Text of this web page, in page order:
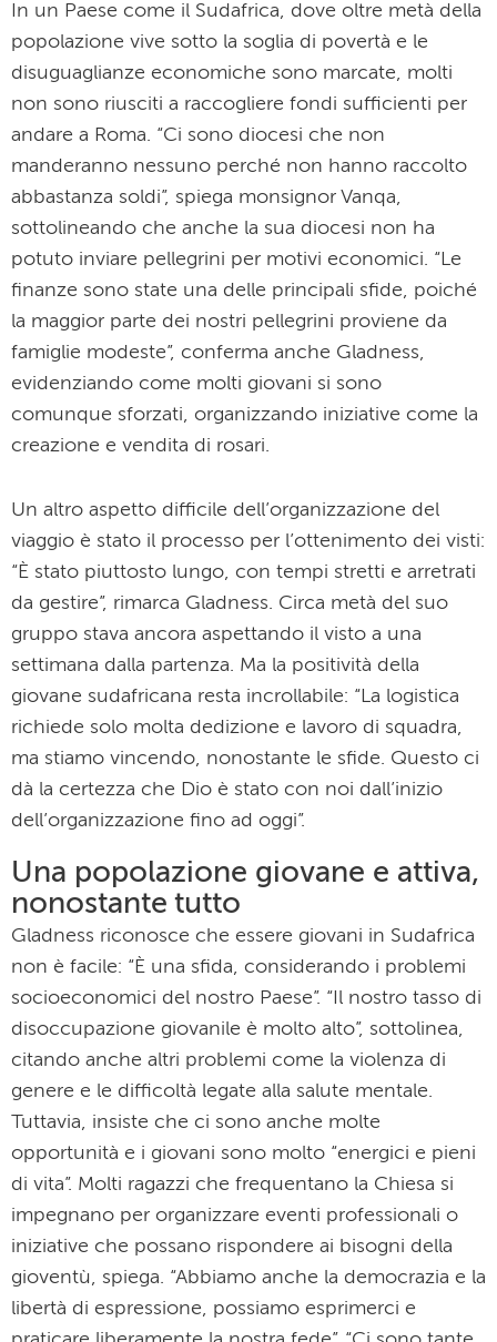
In un Paese come il Sudafrica, dove oltre metà della
popolazione vive sotto la soglia di povertà e le
disuguaglianze economiche sono marcate, molti
non sono riusciti a raccogliere fondi sufficienti per
andare a Roma. “Ci sono diocesi che non
manderanno nessuno perché non hanno raccolto
abbastanza soldi”, spiega monsignor Vanqa,
sottolineando che anche la sua diocesi non ha
potuto inviare pellegrini per motivi economici. “Le
finanze sono state una delle principali sfide, poiché
la maggior parte dei nostri pellegrini proviene da
famiglie modeste”, conferma anche Gladness,
evidenziando come molti giovani si sono
comunque sforzati, organizzando iniziative come la
creazione e vendita di rosari.
Un altro aspetto difficile dell’organizzazione del
viaggio è stato il processo per l’ottenimento dei visti:
“È stato piuttosto lungo, con tempi stretti e arretrati
da gestire”, rimarca Gladness. Circa metà del suo
gruppo stava ancora aspettando il visto a una
settimana dalla partenza. Ma la positività della
giovane sudafricana resta incrollabile: “La logistica
richiede solo molta dedizione e lavoro di squadra,
ma stiamo vincendo, nonostante le sfide. Questo ci
dà la certezza che Dio è stato con noi dall’inizio
dell’organizzazione fino ad oggi”.
Una popolazione giovane e attiva,
nonostante tutto
Gladness riconosce che essere giovani in Sudafrica
non è facile: “È una sfida, considerando i problemi
socioeconomici del nostro Paese”. “Il nostro tasso di
disoccupazione giovanile è molto alto”, sottolinea,
citando anche altri problemi come la violenza di
genere e le difficoltà legate alla salute mentale.
Tuttavia, insiste che ci sono anche molte
opportunità e i giovani sono molto “energici e pieni
di vita”. Molti ragazzi che frequentano la Chiesa si
impegnano per organizzare eventi professionali o
iniziative che possano rispondere ai bisogni della
gioventù, spiega. “Abbiamo anche la democrazia e la
libertà di espressione, possiamo esprimerci e